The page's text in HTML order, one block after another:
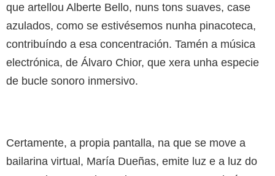
que artellou Alberte Bello, nuns tons suaves, case
azulados, como se estivésemos nunha pinacoteca,
contribuíndo a esa concentración. Tamén a música
electrónica, de Álvaro Chior, que xera unha especie
de bucle sonoro inmersivo.
Certamente, a propia pantalla, na que se move a
bailarina virtual, María Dueñas, emite luz e a luz do